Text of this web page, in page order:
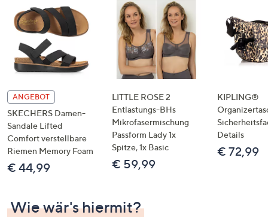
ANGEBOT
SKECHERS Damen-
Sandale Lifted
Comfort verstellbare
Riemen Memory Foam
€ 44,99
LITTLE ROSE 2
Entlastungs-BHs
Mikrofasermischung
Passform Lady 1x
Spitze, 1x Basic
€ 59,99
KIPLING®
Details
€ 72,99
Wie wär's hiermit?